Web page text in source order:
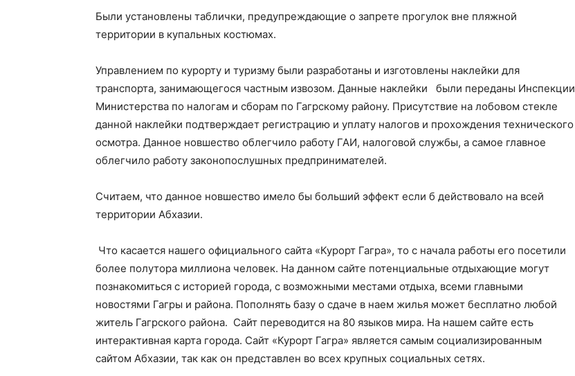
Были установлены таблички, предупреждающие о запрете прогулок вне пляжной
территории в купальных костюмах.
Управлением по курорту и туризму были разработаны и изготовлены наклейки для
транспорта, занимающегося частным извозом. Данные наклейки были переданы Инспекции
Министерства по налогам и сборам по Гагрскому району. Присутствие на лобовом стекле
данной наклейки подтверждает регистрацию и уплату налогов и прохождения технического
осмотра. Данное новшество облегчило работу ГАИ, налоговой службы, а самое главное
облегчило работу законопослушных предпринимателей.
Считаем, что данное новшество имело бы больший эффект если б действовало на всей
территории Абхазии.
Что касается нашего официального сайта «Курорт Гагра», то с начала работы его посетили
более полутора миллиона человек. На данном сайте потенциальные отдыхающие могут
познакомиться с историей города, с возможными местами отдыха, всеми главными
новостями Гагры и района. Пополнять базу о сдаче в наем жилья может бесплатно любой
житель Гагрского района. Сайт переводится на 80 языков мира. На нашем сайте есть
интерактивная карта города. Сайт «Курорт Гагра» является самым социализированным
сайтом Абхазии, так как он представлен во всех крупных социальных сетях.